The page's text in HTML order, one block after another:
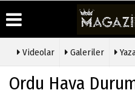
Üye Paneli
Haber
Durumu
Videolar Galeriler
Ordu Hava